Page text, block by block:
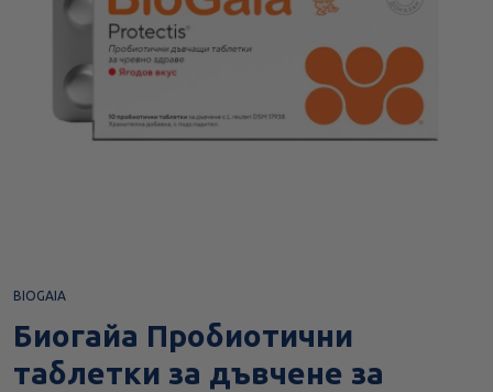
BIOGAIA
Биогайа Пробиотични
таблетки за дъвчене за